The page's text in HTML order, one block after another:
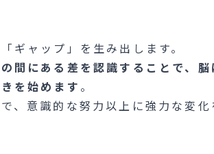
ギャップ」を生み出します。
間にある差を認識することで、脳
を始めます 。
、意識的な努力以上に強力な変化